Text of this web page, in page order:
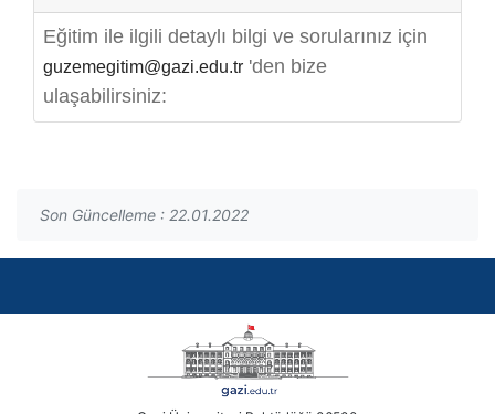
Eğitim ile ilgili detaylı bilgi ve sorularınız için
guzemegitim@gazi.edu.tr 'den bize
ulaşabilirsiniz:
Son Güncelleme : 22.01.2022